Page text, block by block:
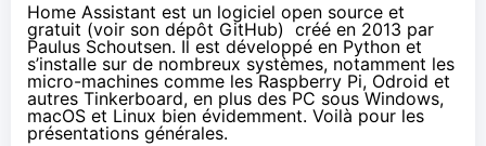
Home Assistant est un logiciel open source et
gratuit (voir son dépôt GitHub) créé en 2013 par
Paulus Schoutsen. Il est développé en Python et
s’installe sur de nombreux systèmes, notamment les
micro-machines comme les Raspberry Pi, Odroid et
autres Tinkerboard, en plus des PC sous Windows,
macOS et Linux bien évidemment. Voilà pour les
présentations générales.